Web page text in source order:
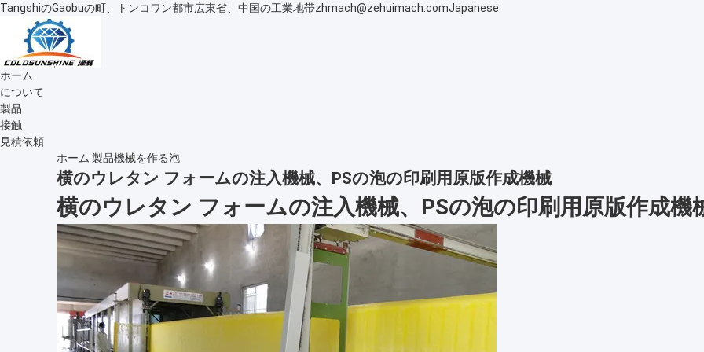
TangshiのGaobuの町、トンコワン都市広東省、中国の工業地帯zhmach@zehuimach.comJapanese
ホーム
について
製品
接触
見積依頼
ホーム 製品機械を作る泡
横のウレタン フォームの注入機械、PSの泡の印刷用原版作成機械
横のウレタン フォームの注入機械、PSの泡の印刷用原版作成機